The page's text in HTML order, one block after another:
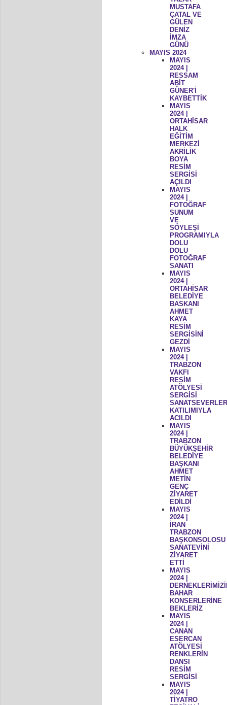
MUSTAFA
ÇATAL VE
GÜLEN
DENİZ
İMZA
GÜNÜ
MAYIS 2024
MAYIS
2024 |
RESSAM
ABİT
GÜNER'İ
KAYBETTİK
MAYIS
2024 |
ORTAHİSAR
HALK
EĞİTİM
MERKEZİ
AKRİLİK
BOYA
RESİM
SERGİSİ
AÇILDI
MAYIS
2024 |
FOTOĞRAF
SUNUM
VE
SÖYLEŞİ
PROGRAMIYLA
DOLU
DOLU
FOTOĞRAF
SANATI
MAYIS
2024 |
ORTAHİSAR
BELEDİYE
BASKANI
AHMET
KAYA
RESİM
SERGİSİNİ
GEZDİ
MAYIS
2024 |
TRABZON
VAKFI
RESİM
ATÖLYESİ
SERGİSİ
KATILIMIYLA
ACILDI
MAYIS
2024 |
TRABZON
BÜYÜKŞEHİR
BELEDİYE
BAŞKANI
AHMET
METİN
GENÇ
ZİYARET
EDİLDİ
MAYIS
2024 |
İRAN
TRABZON
BAŞKONSOLOSU
SANATEVİNİ
ZİYARET
ETTİ
MAYIS
2024 |
BAHAR
KONSERLERİNE
BEKLERİZ
MAYIS
2024 |
CANAN
ESERCAN
ATÖLYESİ
RENKLERİN
DANSI
RESİM
SERGİSİ
MAYIS
2024 |
TİYATRO